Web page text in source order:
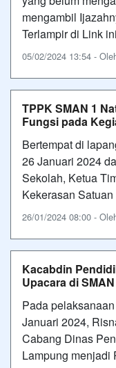
mengambil
Terlampir di Link
05/02/2024 13:54 -
TPPK SMAN 1
Fungsi pada
Bertempat di
26 Januari 2024
Sekolah, Ketua
Kekerasan
26/01/2024 08:00 -
Kacabdin
Upacara di
Pada
Januari 2024,
Cabang Dinas
Lampung menjadi